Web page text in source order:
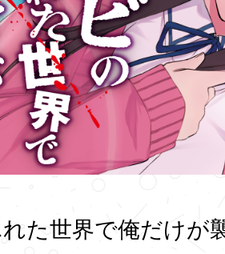
た世界で俺だけが